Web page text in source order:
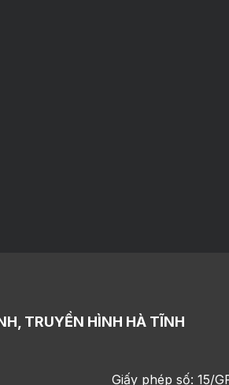
TRUYỀN HÌNH HÀ TĨNH
Giấy phép số: 15/